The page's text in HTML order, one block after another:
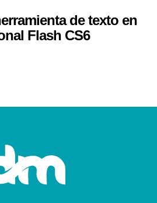
de texto en
Flash CS6